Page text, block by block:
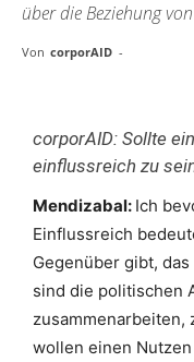
über die Beziehung
Von corporAID -
corporAID: Sollte
einflussreich zu
Mendizabal: Ich
Einflussreich
Gegenüber gibt,
sind die politischen
zusammenarbeiten,
wollen einen